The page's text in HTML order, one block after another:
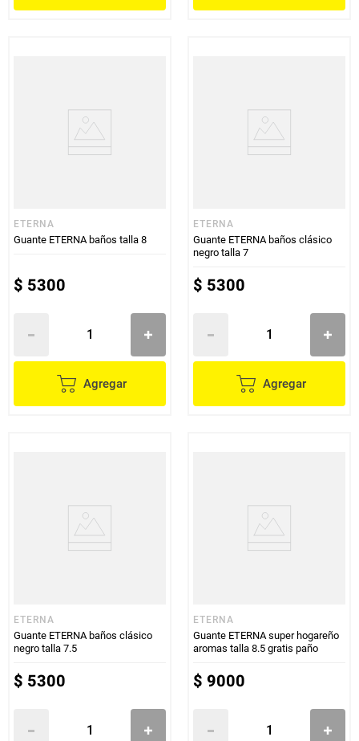
ETERNA
Guante ETERNA baños talla 8
$ 5300
Agregar
ETERNA
Guante ETERNA baños clásico
negro talla 7
$ 5300
Agregar
ETERNA
Guante ETERNA baños clásico
negro talla 7.5
$ 5300
ETERNA
Guante ETERNA super hogareño
aromas talla 8.5 gratis paño
$ 9000